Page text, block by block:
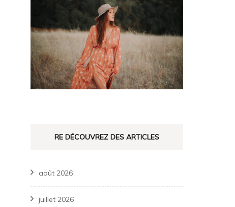
RE DÉCOUVREZ DES ARTICLES
août 2026
juillet 2026